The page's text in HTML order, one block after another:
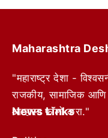
Maharashtra
"महाराष्ट्र देशा -
राजकीय, सामाजिक आणि
आम्हाला फॉलो करा."
News Links